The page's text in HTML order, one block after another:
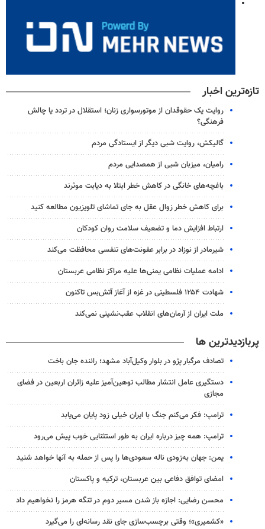
تازه‌ترین اخبار
روایت یک حقوقدان از موتورسواری زنان؛ استقلال در تردد یا چالش
فرهنگی؟
گالیکش، روایت شبی دیگر از ایستادگی مردم
رامیان، میزبان شبی از همصدایی مردم
باغچه‌های خانگی در کاهش خطر ابتلا به دیابت موثرند
برای کاهش خطر زوال عقل به جای تماشای تلویزیون مطالعه کنید
ارتباط افزایش دما و تضعیف سلامت روان کودکان
شیرمادر از نوزاد در برابر عفونت‌های تنفسی محافظت می‌کند
ادامه عملیات نظامی یمنی‌ها علیه مراکز نظامی عربستان
شهادت ۱۲۵۴ فلسطینی در غزه از آغاز آتش‌بس تاکنون
ملت ایران از آرمان‌های انقلاب عقب‌نشینی نمی‌کند
پربازدیدترین ها
تصادف مرگبار پژو در بلوار وکیل‌آباد مشهد؛ راننده جان باخت
دستگیری عامل انتشار مطالب توهین‌آمیز علیه زائران اربعین در فضای
مجازی
ترامپ: فکر می‌کنم جنگ با ایران خیلی زود پایان می‌یابد
ترامپ: همه چیز درباره ایران به طور استثنایی خوب پیش می‌رود
یمن: جهان به‌زودی ناله سعودی‌ها را پس از حمله به آنها خواهد شنید
امضای توافق دفاعی بین عربستان، ترکیه و پاکستان
محسن رضایی: اجازه باز شدن مسیر دوم در تنگه هرمز را نخواهیم داد
«کشمیری»؛ وقتی برچسب‌سازی جای نقد رسانه‌ای را می‌گیرد